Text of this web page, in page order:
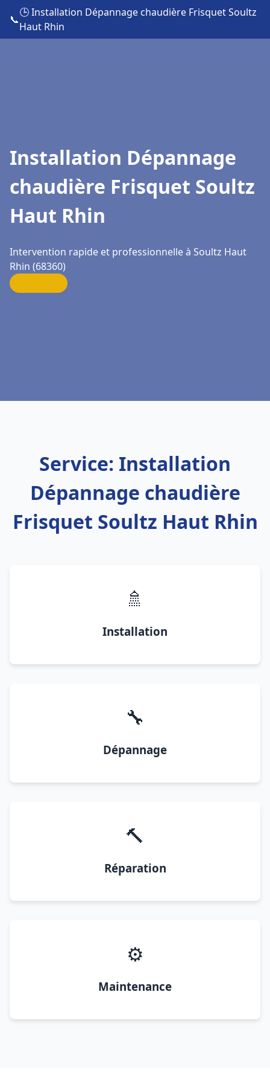
📞
🕒 Installation Dépannage chaudière Frisquet Soultz
Haut Rhin
Installation Dépannage
chaudière Frisquet Soultz
Haut Rhin
Intervention rapide et professionnelle à Soultz Haut
Rhin (68360)
Service: Installation
Dépannage chaudière
Frisquet Soultz Haut Rhin
🚿
Installation
🔧
Dépannage
🔨
Réparation
⚙️
Maintenance